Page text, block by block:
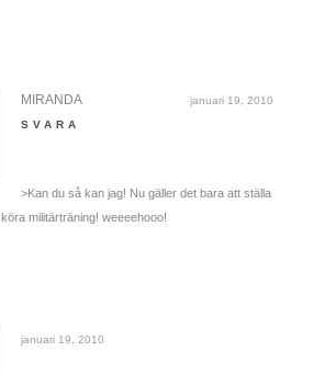
januari 19, 2010
MIRANDA
SVARA
>Kan du så kan jag! Nu gäller det bara att ställa
militärträning! weeeehooo!
januari 19, 2010